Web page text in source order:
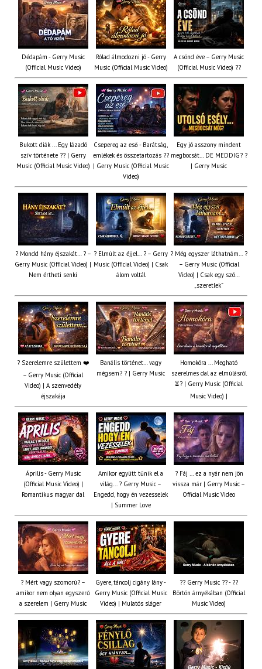
Dédapám - Gerry Music
(Official Music Video)
Rólad álmodozni jó - Gerry
Music (Official Music Video)
A csönd éve – Gerry Music
(Official Music Video) ??
Bukott diák ... Egy lázadó
szív története ?? | Gerry
Music (Official Music Video)
Csepereg az eső - Barátság,
emlékek és összetartozás ?️?
| Gerry Music (Official Music
Video)
Egy jó asszony mindent
megbocsát… DE MEDDIG? ?
| Gerry Music
? Mondd hány éjszakát… ? –
Gerry Music (Official Video) |
Nem értheti senki
? Elmúlt az éjjel… ? – Gerry
Music (Official Video) | Csak
álom voltál
? Még egyszer láthatnám… ?
– Gerry Music (Official
Video) | Csak egy szó…
„szeretlek”
? Szerelemre születtem ❤️
– Gerry Music (Official
Video) | A szenvedély
éjszakája
Banális történet… vagy
mégsem? ? | Gerry Music
Homokóra ... Megható
szerelmes dal az elmúlásról
⏳? | Gerry Music (Official
Music Video) |
Április - Gerry Music
(Official Music Video) |
Romantikus magyar dal
Amikor együtt tűnik el a
világ... ? Gerry Music –
Engedd, hogy én vezesselek
| Summer Love
? Fáj … ez a nyár nem jön
vissza már | Gerry Music –
Official Music Video
? Mért vagy szomorú? –
amikor nem olyan egyszerű
a szerelem | Gerry Music
Gyere, táncolj cigány lány -
Gerry Music (Official Music
Video) | Mulatós sláger
?? Gerry Music ?? - ??
Börtön árnyékában (Official
Music Video)